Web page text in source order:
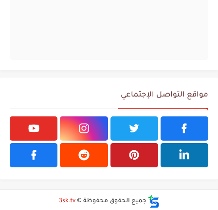
مواقع التواصل الإجتماعي
جميع الحقوق محفوظة © 3sk.tv